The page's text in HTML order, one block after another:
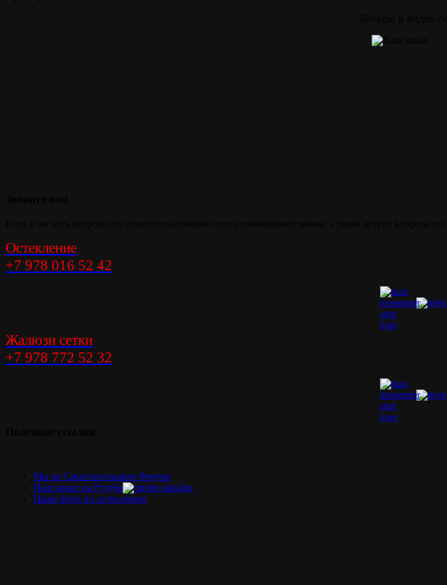
Остекление
+7 978 016 52 42
Жалюзи сетки
+7 978 772 52 32
Мы на Севастопольском Форуме
Наш канал на Рутубе
Наши фото по остеклению